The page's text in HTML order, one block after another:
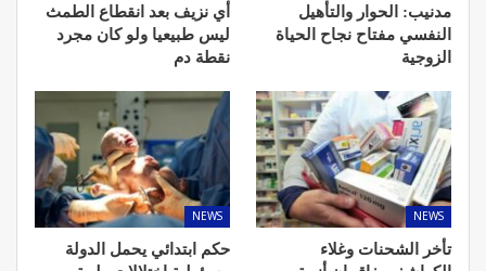
مدنيب: الحوار والتأهيل
النفسي مفتاح نجاح الحياة
الزوجية
أي نزيف بعد انقطاع الطمث
ليس طبيعيا ولو كان مجرد
نقطة دم
NEWS
تأخر الشحنات وغلاء
NEWS
حكم ابتدائي يحمل الدولة